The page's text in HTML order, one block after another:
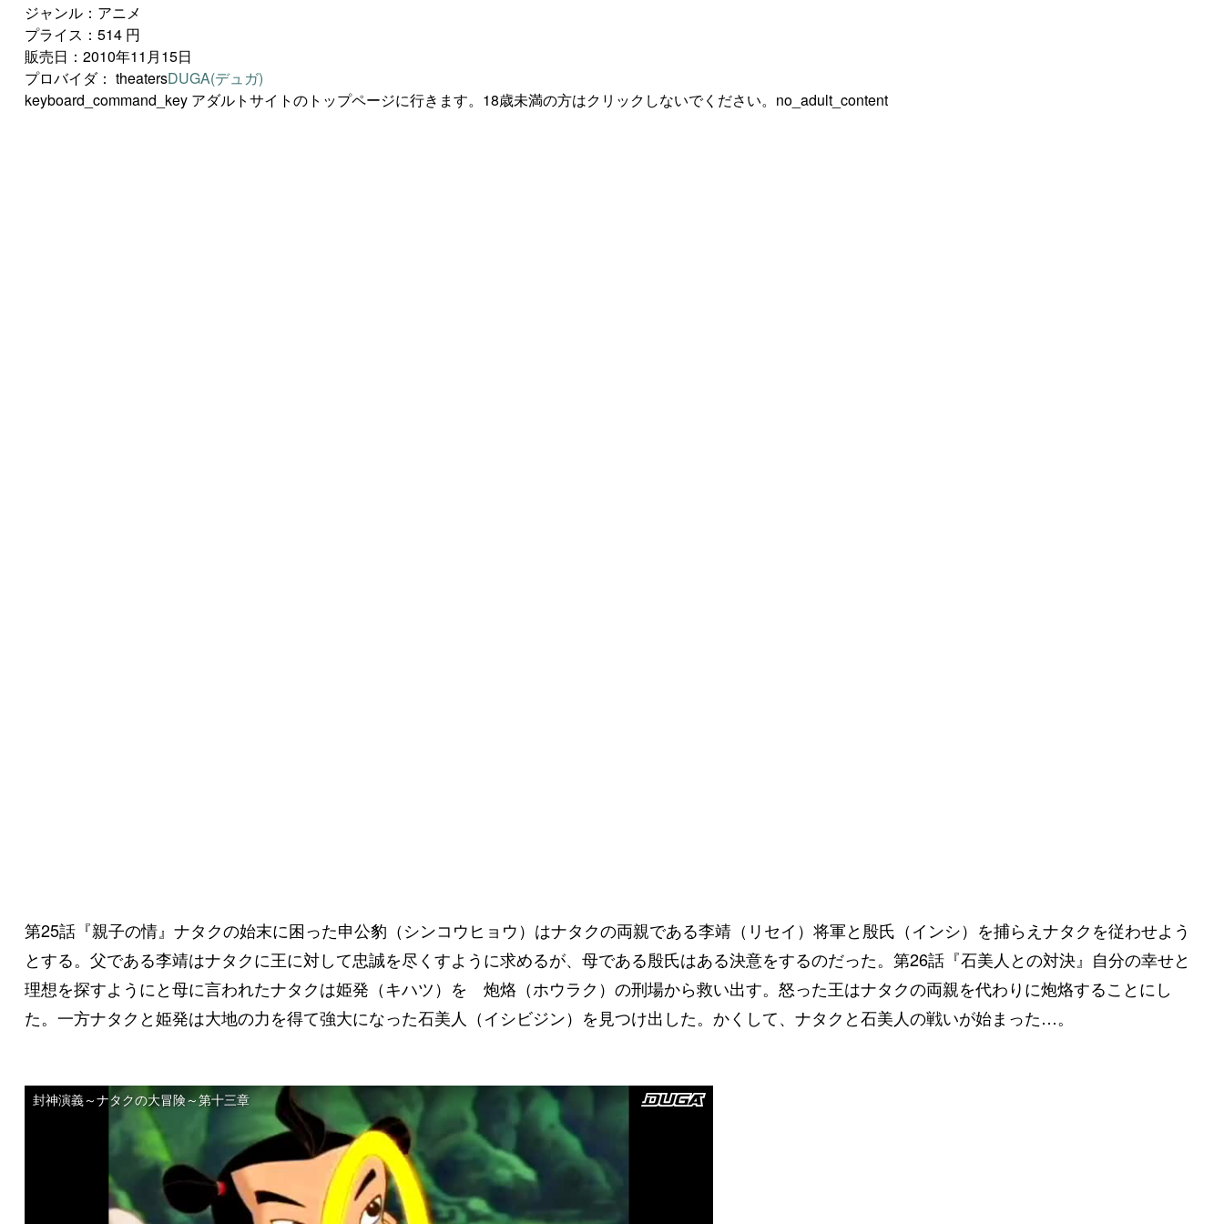
ジャンル：アニメ
プライス：514 円
販売日：2010年11月15日
プロバイダ： theatersDUGA(デュガ)
keyboard_command_keyアダルトサイトのトップページに行きます。18歳未満の方はクリックしないでください。 no_adult_content
第25話『親子の情』ナタクの始末に困った申公豹（シンコウヒョウ）はナタクの両親である李靖（リセイ）将軍と殷氏（インシ）を捕らえナタクを従わせよう
とする。父である李靖はナタクに王に対して忠誠を尽くすように求めるが、母である殷氏はある決意をするのだった。第26話『石美人との対決』自分の幸せと
理想を探すようにと母に言われたナタクは姫発（キハツ）を 炮烙（ホウラク）の刑場から救い出す。怒った王はナタクの両親を代わりに炮烙することにし
た。一方ナタクと姫発は大地の力を得て強大になった石美人（イシビジン）を見つけ出した。かくして、ナタクと石美人の戦いが始まった…。